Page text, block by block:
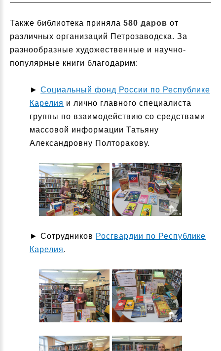
Также библиотека приняла 580 даров от
различных организаций Петрозаводска. За
разнообразные художественные и научно-
популярные книги благодарим:
► Социальный фонд России по Республике
Карелия и лично главного специалиста
группы по взаимодействию со средствами
массовой информации Татьяну
Александровну Полторакову.
► Сотрудников Росгвардии по Республике
Карелия.